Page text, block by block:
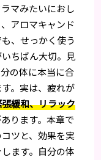
マみたいにおし
アロマキャンド
、せっかく使う
ちばん大切。見
の体に本当に合
。実は、疲れが
緩和、リラック
ります。本章で
ツと、効果を実
ます。自分の体